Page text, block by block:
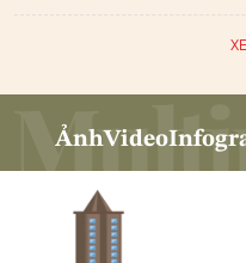
ẢnhVideo